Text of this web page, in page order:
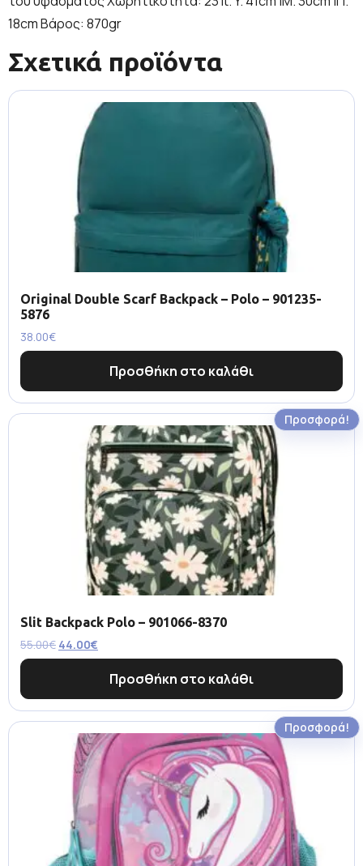
18cm Βάρος: 870gr
Σχετικά προϊόντα
Original Double Scarf Backpack – Polo – 901235-
5876
38.00€
Προσθήκη στο καλάθι
Προσφορά!
Slit Backpack Polo – 901066-8370
55.00€ 44.00€
Προσθήκη στο καλάθι
Προσφορά!